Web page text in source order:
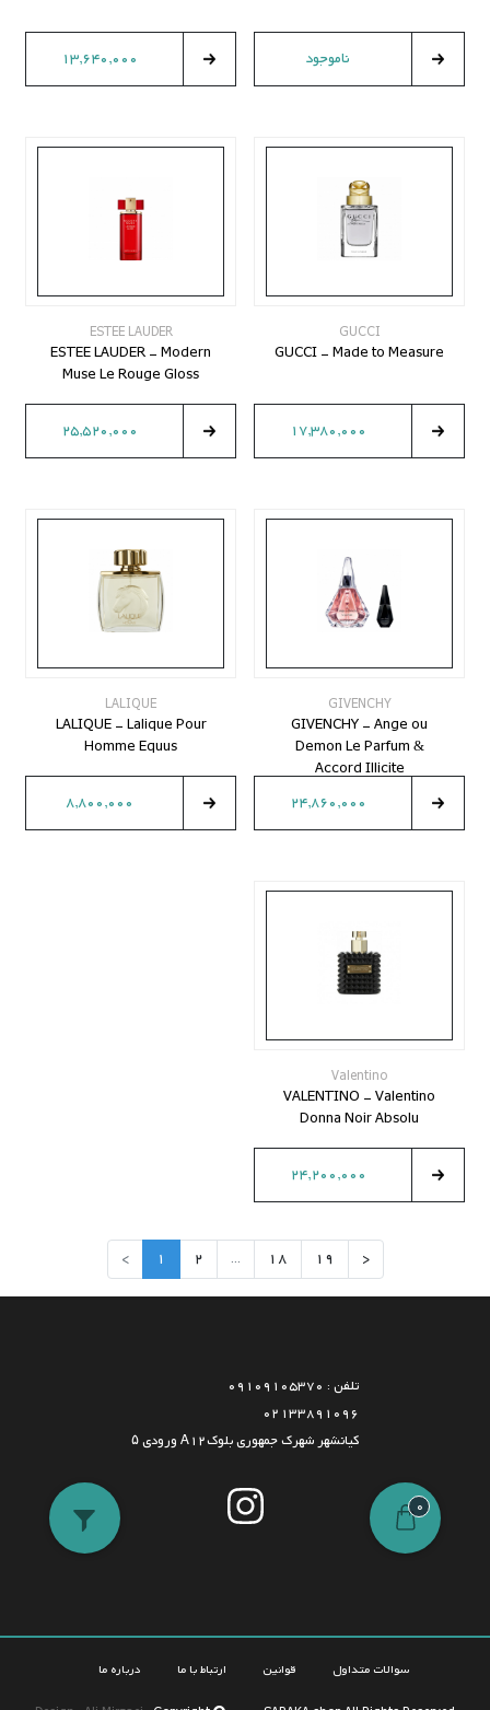
0
ناموجود 13,640,000
GUCCI
GUCCI - Made to Measure
17,380,000
ESTEE LAUDER
ESTEE LAUDER - Modern
Muse Le Rouge Gloss
25,520,000
GIVENCHY
GIVENCHY - Ange ou
Demon Le Parfum &
Accord Illicite
24,860,000
LALIQUE
LALIQUE - Lalique Pour
Homme Equus
8,800,000
Valentino
VALENTINO - Valentino
Donna Noir Absolu
24,200,000
> 1 2 ... 18 19 <
تلفن : 09109105370
02133891096
کیانشهر شهرک جمهوری بلوکA12 ورودی ۵
سوالات متداول قوانین ارتباط با ما درباره ما